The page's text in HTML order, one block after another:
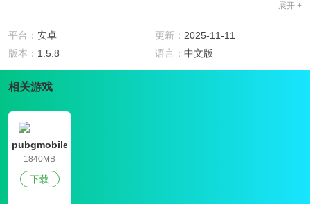
1、pubgmobile亚服有丰富的武器库供你选择，强大的装备让你装备精良，独立
的地图探索，消灭所有对手;
2、在战场上遇见乡下吃鸡肉的玩家。完美的队形和默契会帮助你稳扎稳打地吃
到鸡肉并取得胜利;
快的拍摄乐趣。
游戏玩法
1、进行完美的射击，升级你自己的武器，探索不同的房子，找到更多的供应
品，发动精彩的战斗;
展开 +
平台： 安卓 更新： 2025-11-11
版本： 1.5.8 语言： 中文版
相关游戏
pubgmobile
亚服官网正
版
1840MB
下载